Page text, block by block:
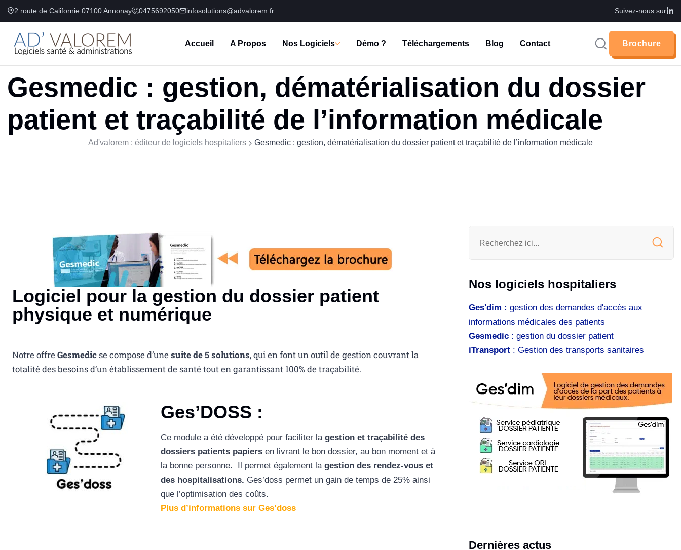
2 route de Californie 07100 Annonay 0475692050 infosolutions@advalorem.fr Suivez-nous sur
Accueil A Propos Nos Logiciels Démo ? Téléchargements Blog Contact
Brochure
Gesmedic : gestion, dématérialisation du dossier
patient et traçabilité de l’information médicale
Ad'valorem : éditeur de logiciels hospitaliers Gesmedic : gestion, dématérialisation du dossier patient et traçabilité de l’information médicale
Logiciel pour la gestion du dossier patient
physique et numérique
Notre offreGesmedicse compose d’unesuite de 5 solutions, qui en font un outil de gestion couvrant la
totalité des besoins d’un établissement de santé tout en garantissant 100% de traçabilité.
Ges’DOSS :
Ce module a été développé pour faciliter lagestion et traçabilité des
dossiers patients papiersen livrant le bon dossier, au bon moment et à
la bonne personne. Il permet également lagestion des rendez-vous et
des hospitalisations. Ges’doss permet un gain de temps de 25% ainsi
que l’optimisation des coûts.
Plus d’informations sur Ges’doss
Nos logiciels hospitaliers
Ges'dim : gestion des demandes d'accès aux
informations médicales des patients
Gesmedic : gestion du dossier patient
iTransport : Gestion des transports sanitaires
Dernières actus